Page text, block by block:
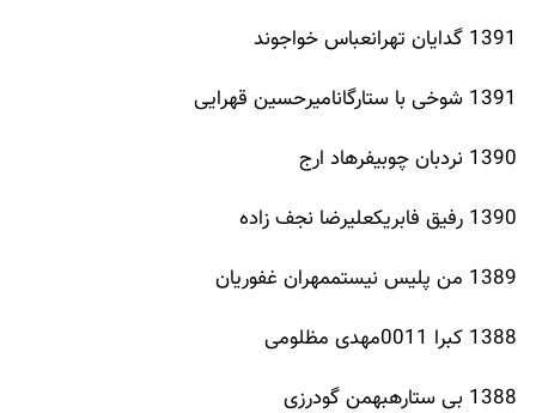
1391 گدایان تهرانعباس خواجوند
1391 شوخی با ستارگانامیرحسین قهرایی
1390 نردبان چوبیفرهاد ارج
1390 رفیق فابریکعلیرضا نجف زاده
1389 من پلیس نیستممهران غفوریان
1388 کبرا 0011مهدی مظلومی
1388 بی ستارهبهمن گودرزی